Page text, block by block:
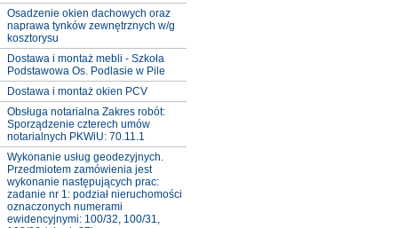
Osadzenie okien dachowych oraz
naprawa tynków zewnętrznych w/g
kosztorysu
Dostawa i montaż mebli - Szkoła
Podstawowa Os. Podlasie w Pile
Dostawa i montaż okien PCV
Obsługa notarialna Zakres robót:
Sporządzenie czterech umów
notarialnych PKWiU: 70.11.1
Wykonanie usług geodezyjnych.
Przedmiotem zamówienia jest
wykonanie następujących prac:
zadanie nr 1: podział nieruchomości
oznaczonych numerami
ewidencyjnymi: 100/32, 100/31,